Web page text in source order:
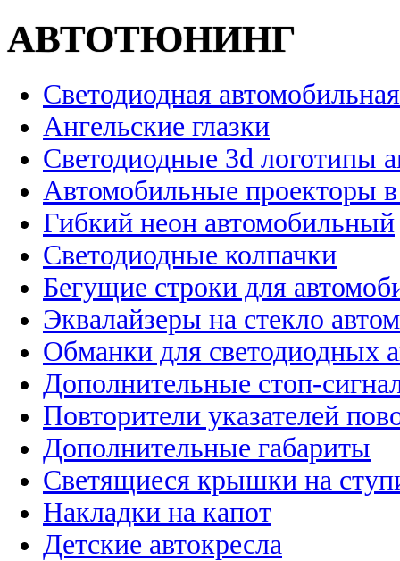
АВТОТЮНИНГ
Светодиодная
Ангельские глазки
Светодиодные 3d логотипы
Автомобильные проекторы
Гибкий неон автомобильный
Светодиодные колпачки
Бегущие строки для
Эквалайзеры на стекло
Обманки для светодиодных
Дополнительные стоп-
Повторители указателей
Дополнительные габариты
Светящиеся крышки на
Накладки на капот
Детские автокресла